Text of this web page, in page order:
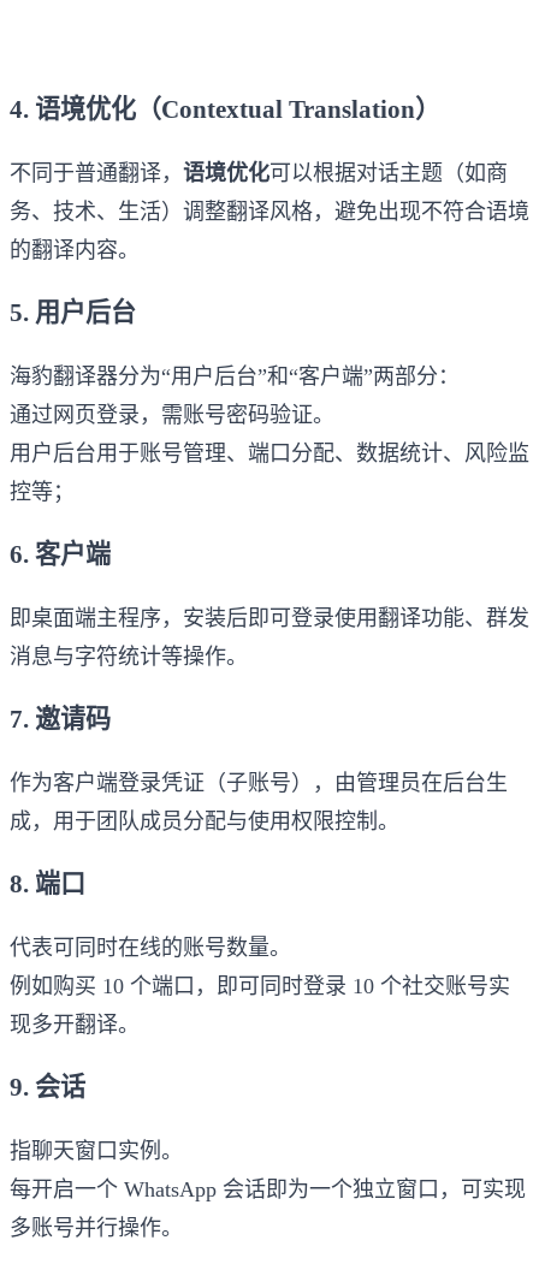
4. 语境优化（Contextual Translation）
不同于普通翻译， 语境优化可以根据对话主题（如商
务、技术、生活）调整翻译风格，避免出现不符合语境
的翻译内容。
5. 用户后台
海豹翻译器分为“用户后台”和“客户端”两部分：
通过网页登录，需账号密码验证。
用户后台用于账号管理、端口分配、数据统计、风险监
控等；
6. 客户端
即桌面端主程序，安装后即可登录使用翻译功能、群发
消息与字符统计等操作。
7. 邀请码
作为客户端登录凭证（子账号），由管理员在后台生
成，用于团队成员分配与使用权限控制。
8. 端口
代表可同时在线的账号数量。
例如购买 10 个端口，即可同时登录 10 个社交账号实
现多开翻译。
9. 会话
指聊天窗口实例。
每开启一个 WhatsApp 会话即为一个独立窗口，可实现
多账号并行操作。